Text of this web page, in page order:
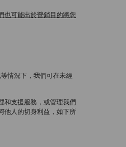
也可能出於營銷目的將您
情況下，我們可在未經
和支援服務，或管理我們
他人的切身利益，如下所